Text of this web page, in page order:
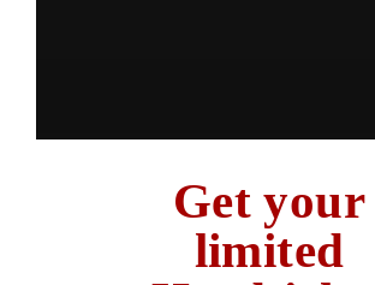
Get your
limited